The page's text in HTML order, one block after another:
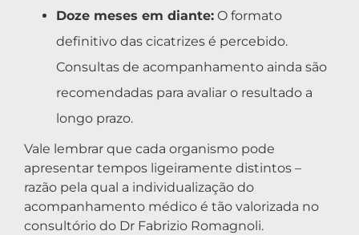
Doze meses em diante: O formato
definitivo das cicatrizes é percebido.
Consultas de acompanhamento ainda são
recomendadas para avaliar o resultado a
longo prazo.
Vale lembrar que cada organismo pode
apresentar tempos ligeiramente distintos –
razão pela qual a individualização do
acompanhamento médico é tão valorizada no
consultório do Dr Fabrizio Romagnoli.